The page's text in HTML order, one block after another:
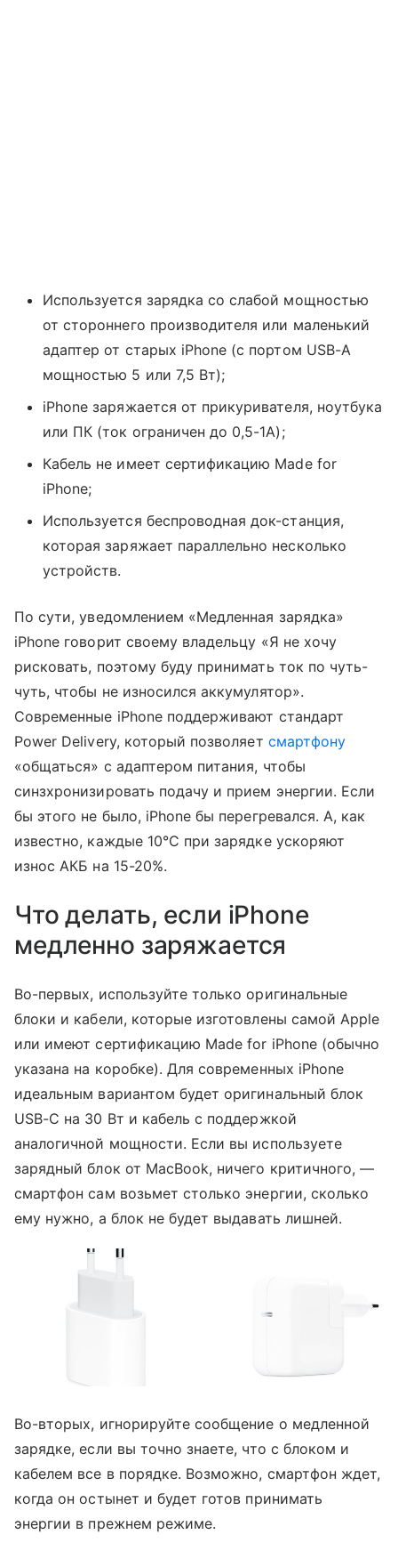
Используется зарядка со слабой мощностью
от стороннего производителя или маленький
адаптер от старых iPhone (с портом USB-A
мощностью 5 или 7,5 Вт);
iPhone заряжается от прикуривателя, ноутбука
или ПК (ток ограничен до 0,5-1А);
Кабель не имеет сертификацию Made for
iPhone;
Используется беспроводная док-станция,
которая заряжает параллельно несколько
устройств.
По сути, уведомлением «Медленная зарядка»
iPhone говорит своему владельцу «Я не хочу
рисковать, поэтому буду принимать ток по чуть-
чуть, чтобы не износился аккумулятор».
Современные iPhone поддерживают стандарт
Power Delivery, который позволяет смартфону
«общаться» с адаптером питания, чтобы
синзхронизировать подачу и прием энергии. Если
бы этого не было, iPhone бы перегревался. А, как
известно, каждые 10°C при зарядке ускоряют
износ АКБ на 15-20%.
Что делать, если iPhone
медленно заряжается
Во-первых, используйте только оригинальные
блоки и кабели, которые изготовлены самой Apple
или имеют сертификацию Made for iPhone (обычно
указана на коробке). Для современных iPhone
идеальным вариантом будет оригинальный блок
USB-C на 30 Вт и кабель с поддержкой
аналогичной мощности. Если вы используете
зарядный блок от MacBook, ничего критичного, —
смартфон сам возьмет столько энергии, сколько
ему нужно, а блок не будет выдавать лишней.
Во-вторых, игнорируйте сообщение о медленной
зарядке, если вы точно знаете, что с блоком и
кабелем все в порядке. Возможно, смартфон ждет,
когда он остынет и будет готов принимать
энергии в прежнем режиме.